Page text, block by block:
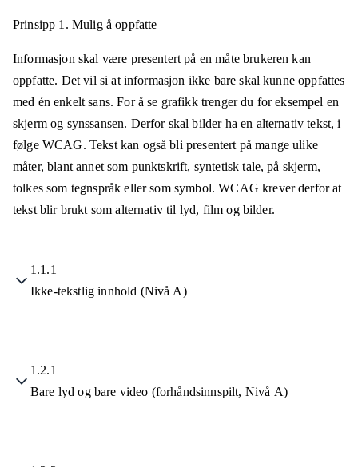
Prinsipp 1. Mulig å oppfatte
Informasjon skal være presentert på en måte brukeren kan
oppfatte. Det vil si at informasjon ikke bare skal kunne oppfattes
med én enkelt sans. For å se grafikk trenger du for eksempel en
skjerm og synssansen. Derfor skal bilder ha en alternativ tekst, i
følge WCAG. Tekst kan også bli presentert på mange ulike
måter, blant annet som punktskrift, syntetisk tale, på skjerm,
tolkes som tegnspråk eller som symbol. WCAG krever derfor at
tekst blir brukt som alternativ til lyd, film og bilder.
1.1.1
Ikke-tekstlig innhold (Nivå A)
1.2.1
Bare lyd og bare video (forhåndsinnspilt, Nivå A)